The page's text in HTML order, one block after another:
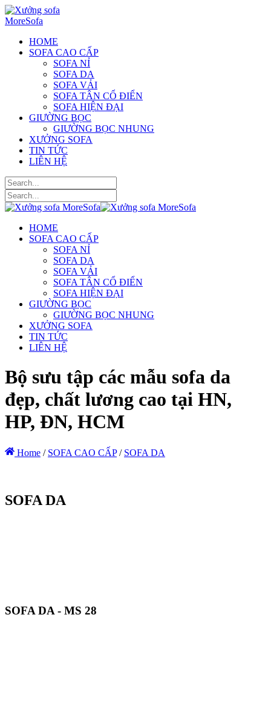
HOME
SOFA CAO CẤP
SOFA NỈ
SOFA DA
SOFA VẢI
SOFA TÂN CỔ ĐIỂN
SOFA HIỆN ĐẠI
GIƯỜNG BỌC
GIƯỜNG BỌC NHUNG
XƯỞNG SOFA
TIN TỨC
LIÊN HỆ
HOME
SOFA CAO CẤP
SOFA NỈ
SOFA DA
SOFA VẢI
SOFA TÂN CỔ ĐIỂN
SOFA HIỆN ĐẠI
GIƯỜNG BỌC
GIƯỜNG BỌC NHUNG
XƯỞNG SOFA
TIN TỨC
LIÊN HỆ
Bộ sưu tập các mẫu sofa da
đẹp, chất lương cao tại HN,
HP, ĐN, HCM
Home / SOFA CAO CẤP / SOFA DA
SOFA DA
SOFA DA - MS 28